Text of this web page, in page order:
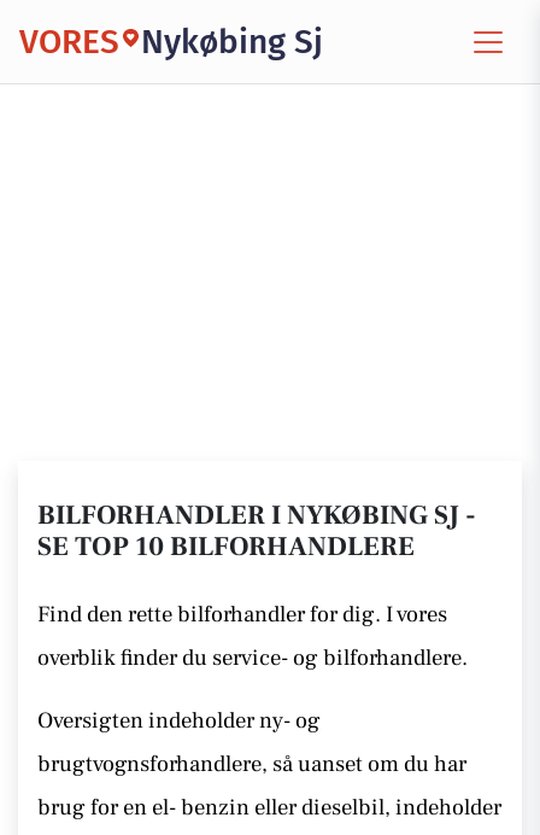
VORES Nykøbing Sj
BILFORHANDLER I NYKØBING SJ -
SE TOP 10 BILFORHANDLERE
Find den rette bilforhandler for dig. I vores
overblik finder du service- og bilforhandlere.
Oversigten indeholder ny- og
brugtvognsforhandlere, så uanset om du har
brug for en el- benzin eller dieselbil, indeholder